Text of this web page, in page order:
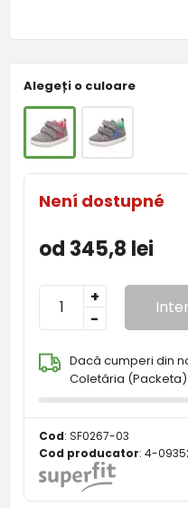
Alegeți o culoare
Není dostupné
od 345,8 lei
-
+
Dacă cumperi din
Coletăria (Packeta)
Cod: SF0267-03
Cod producator: 4-